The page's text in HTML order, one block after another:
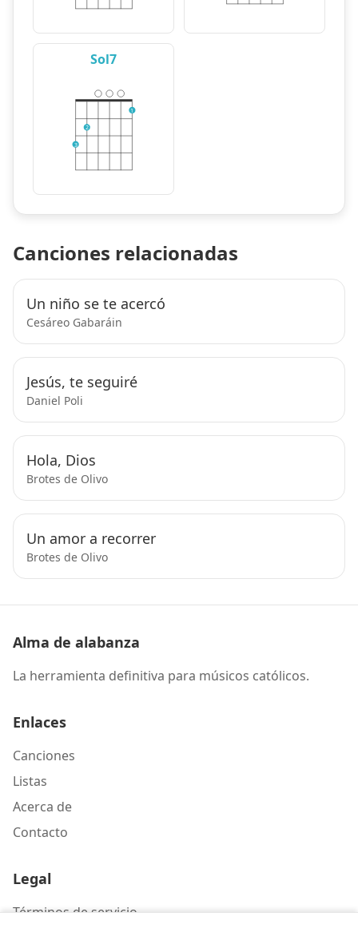
Sol7
3
2
1
Canciones relacionadas
Un niño se te acercó
Cesáreo Gabaráin
Jesús, te seguiré
Daniel Poli
Hola, Dios
Brotes de Olivo
Un amor a recorrer
Brotes de Olivo
Alma de alabanza
La herramienta definitiva para músicos católicos.
Enlaces
Canciones
Listas
Acerca de
Contacto
Legal
Términos de servicio